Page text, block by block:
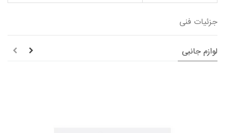
جزئیات فنی
لوازم جانبی